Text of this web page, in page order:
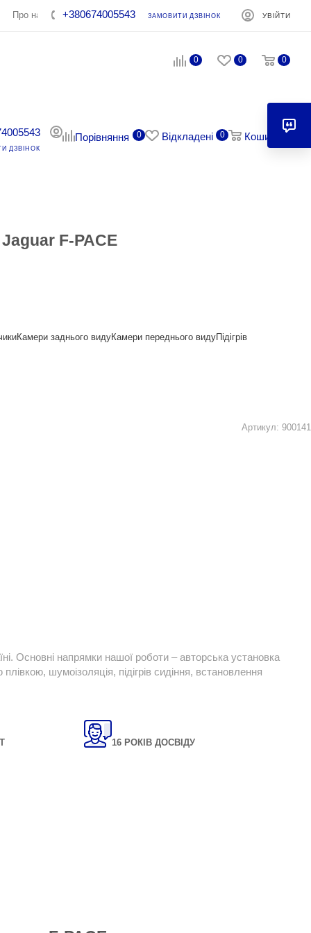
Про нас Контакти
+380674005543 ЗАМОВИТИ ДЗВІНОК УВІЙТИ
0 0 0
ДЗВІНОК
Порівняння 0 Відкладені 0 Кошик 0
F-PACE
Камери заднього видуКамери переднього видуПідігрів
Артикул: 900141
Основні напрямки нашої роботи – авторська установка
шумоізоляція, підігрів сидіння, встановлення
16 РОКІВ ДОСВІДУ